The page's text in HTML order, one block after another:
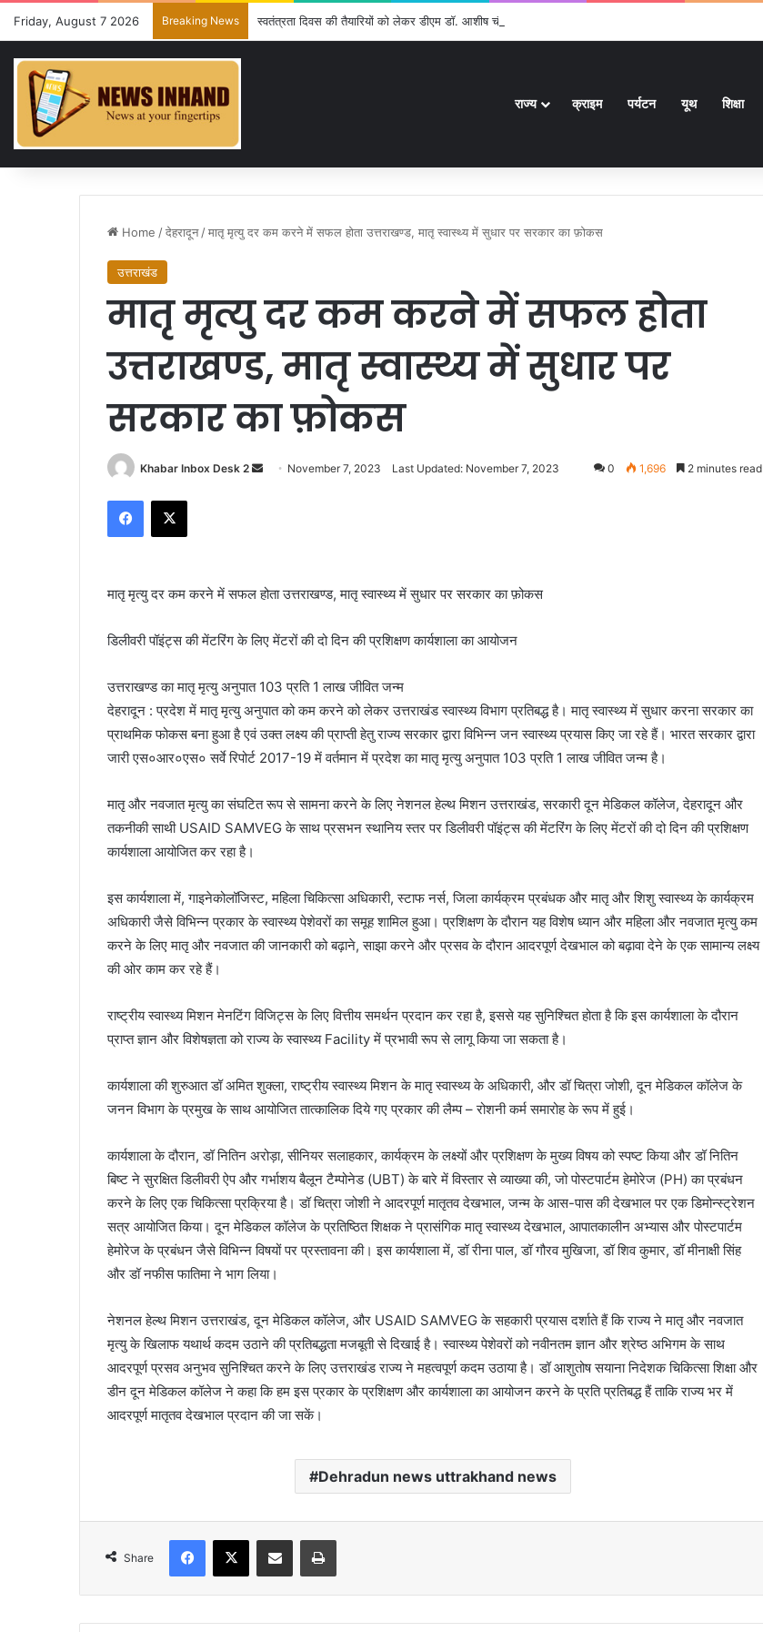
Friday, August 7 2026 Breaking News स्वतंत्रता दिवस की तैयारियों को लेकर डीएम डॉ. आशीष चौहान ने की समीक्षा बैठक
राज्य क्राइम पर्यटन यूथ शिक्षा
Home /देहरादून /मातृ मृत्यु दर कम करने में सफल होता उत्तराखण्ड, मातृ स्वास्थ्य में सुधार पर सरकार का फ़ोकस
उत्तराखंड
मातृ मृत्यु दर कम करने में सफल होता
उत्तराखण्ड, मातृ स्वास्थ्य में सुधार पर
सरकार का फ़ोकस
Khabar Inbox Desk 2
Send November 7, 2023 Last Updated: November 7, 2023 0 1,696 2 minutes read
Facebook
X
मातृ मृत्यु दर कम करने में सफल होता उत्तराखण्ड, मातृ स्वास्थ्य में सुधार पर सरकार का फ़ोकस
डिलीवरी पॉइंट्स की मेंटरिंग के लिए मेंटरों की दो दिन की प्रशिक्षण कार्यशाला का आयोजन
उत्तराखण्ड का मातृ मृत्यु अनुपात 103 प्रति 1 लाख जीवित जन्म
देहरादून : प्रदेश में मातृ मृत्यु अनुपात को कम करने को लेकर उत्तराखंड स्वास्थ्य विभाग प्रतिबद्ध है। मातृ स्वास्थ्य में सुधार करना सरकार का
प्राथमिक फोकस बना हुआ है एवं उक्त लक्ष्य की प्राप्ती हेतु राज्य सरकार द्वारा विभिन्न जन स्वास्थ्य प्रयास किए जा रहे हैं। भारत सरकार द्वारा
जारी एस०आर०एस० सर्वे रिपोर्ट 2017-19 में वर्तमान में प्रदेश का मातृ मृत्यु अनुपात 103 प्रति 1 लाख जीवित जन्म है।
मातृ और नवजात मृत्यु का संघटित रूप से सामना करने के लिए नेशनल हेल्थ मिशन उत्तराखंड, सरकारी दून मेडिकल कॉलेज, देहरादून और
तकनीकी साथी USAID SAMVEG के साथ प्रसभन स्थानिय स्तर पर डिलीवरी पॉइंट्स की मेंटरिंग के लिए मेंटरों की दो दिन की प्रशिक्षण
कार्यशाला आयोजित कर रहा है।
इस कार्यशाला में, गाइनेकोलॉजिस्ट, महिला चिकित्सा अधिकारी, स्टाफ नर्स, जिला कार्यक्रम प्रबंधक और मातृ और शिशु स्वास्थ्य के कार्यक्रम
अधिकारी जैसे विभिन्न प्रकार के स्वास्थ्य पेशेवरों का समूह शामिल हुआ। प्रशिक्षण के दौरान यह विशेष ध्यान और महिला और नवजात मृत्यु कम
करने के लिए मातृ और नवजात की जानकारी को बढ़ाने, साझा करने और प्रसव के दौरान आदरपूर्ण देखभाल को बढ़ावा देने के एक सामान्य लक्ष्य
की ओर काम कर रहे हैं।
राष्ट्रीय स्वास्थ्य मिशन मेनटिंग विजिट्स के लिए वित्तीय समर्थन प्रदान कर रहा है, इससे यह सुनिश्चित होता है कि इस कार्यशाला के दौरान
प्राप्त ज्ञान और विशेषज्ञता को राज्य के स्वास्थ्य Facility में प्रभावी रूप से लागू किया जा सकता है।
कार्यशाला की शुरुआत डॉ अमित शुक्ला, राष्ट्रीय स्वास्थ्य मिशन के मातृ स्वास्थ्य के अधिकारी, और डॉ चित्रा जोशी, दून मेडिकल कॉलेज के
जनन विभाग के प्रमुख के साथ आयोजित तात्कालिक दिये गए प्रकार की लैम्प – रोशनी कर्म समारोह के रूप में हुई।
कार्यशाला के दौरान, डॉ नितिन अरोड़ा, सीनियर सलाहकार, कार्यक्रम के लक्ष्यों और प्रशिक्षण के मुख्य विषय को स्पष्ट किया और डॉ नितिन
बिष्ट ने सुरक्षित डिलीवरी ऐप और गर्भाशय बैलून टैम्पोनेड (UBT) के बारे में विस्तार से व्याख्या की, जो पोस्टपार्टम हेमोरेज (PH) का प्रबंधन
करने के लिए एक चिकित्सा प्रक्रिया है। डॉ चित्रा जोशी ने आदरपूर्ण मातृतव देखभाल, जन्म के आस-पास की देखभाल पर एक डिमोन्स्ट्रेशन
सत्र आयोजित किया। दून मेडिकल कॉलेज के प्रतिष्ठित शिक्षक ने प्रासंगिक मातृ स्वास्थ्य देखभाल, आपातकालीन अभ्यास और पोस्टपार्टम
हेमोरेज के प्रबंधन जैसे विभिन्न विषयों पर प्रस्तावना की। इस कार्यशाला में, डॉ रीना पाल, डॉ गौरव मुखिजा, डॉ शिव कुमार, डॉ मीनाक्षी सिंह
और डॉ नफीस फातिमा ने भाग लिया।
नेशनल हेल्थ मिशन उत्तराखंड, दून मेडिकल कॉलेज, और USAID SAMVEG के सहकारी प्रयास दर्शाते हैं कि राज्य ने मातृ और नवजात
मृत्यु के खिलाफ यथार्थ कदम उठाने की प्रतिबद्धता मजबूती से दिखाई है। स्वास्थ्य पेशेवरों को नवीनतम ज्ञान और श्रेष्ठ अभिगम के साथ
आदरपूर्ण प्रसव अनुभव सुनिश्चित करने के लिए उत्तराखंड राज्य ने महत्वपूर्ण कदम उठाया है। डॉ आशुतोष सयाना निदेशक चिकित्सा शिक्षा और
डीन दून मेडिकल कॉलेज ने कहा कि हम इस प्रकार के प्रशिक्षण और कार्यशाला का आयोजन करने के प्रति प्रतिबद्ध हैं ताकि राज्य भर में
आदरपूर्ण मातृतव देखभाल प्रदान की जा सकें।
Dehradun news uttrakhand news
Share
Facebook
X Share via Email Print